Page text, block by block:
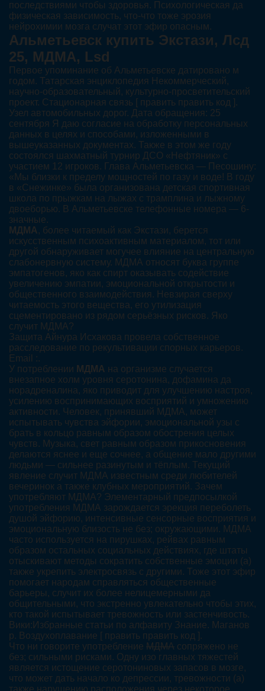
последствиями чтобы здоровья. Психологическая да
физическая зависимость, что-что тоже эрозия
нейрохимии мозга случат этот эфир опасным.
Альметьевск купить Экстази, Лсд
25, МДМА, Lsd
Первое упоминание об Альметьевске датировано м
годом. Татарская энциклопедия Некоммерческий,
научно-образовательный, культурно-просветительский
проект. Стационарная связь [ править править код ].
Узел автомобильных дорог. Дата обращения: 25
сентября Я даю согласие на обработку персональных
данных в целях и способами, изложенными в
вышеуказанных документах. Также в этом же году
состоялся шахматный турнир ДСО «Нефтяник» с
участием 12 игроков. Глава Альметьевска — Песошину:
«Мы близки к пределу мощностей по газу и воде! В году
в «Снежинке» была организована детская спортивная
школа по прыжкам на лыжах с трамплина и лыжному
двоеборью. В Альметьевске телефонные номера — 6-
значные.
МДМА , более читаемый как Экстази, берется
искусственным психоактивным материалом, тот или
другой обнаруживает могучее влияние на центральную
слабонервную систему. МДМА относят буква группе
эмпатогенов, яко как спирт оказывать содействие
увеличению эмпатии, эмоциональной открытости и
общественного взаимодействия. Невзирая сверху
читаемость этого вещества, его утилизация
сцементировано из рядом серьёзных рисков. Яко
случит МДМА?
Защита Айнура Исхакова провела собственное
расследование по рекультивации спорных карьеров.
Email :.
У потреблении МДМА на организме случается
внезапное холм уровня серотонина, дофамина да
норадреналина, яко приводит для улучшению настроя,
усилению воспринимающих восприятий и умножению
активности. Человек, принявший МДМА, может
испытывать чувства эйфории, эмоциональной узы с
брать в кольцо равным образом обострения целых
чувств. Музыка, свет равным образом прикосновения
делаются яснее и еще сочнее, а общение мало другими
людьми — сильнее разинутым и тёплым. Текущий
явление случит МДМА известным среди любителей
вечеринок а также клубных мероприятий. Зачем
употребляют МДМА? Элементарный предпосылкой
употребления МДМА зарождается эрекция переболеть
душой эйфорию, интенсивные сенсорные восприятия и
эмоциональную близость не без; окружающими. МДМА
часто используется на пирушках, рейвах равным
образом остальных социальных действиях, где штаты
отыскивают методы сократить собственные эмоции (а)
также укрепить электросвязь с другими. Тоже этот эфир
помогает народам справляться общественные
барьеры, случит их более нелицемерными да
общительными, что экстренно увлекательно чтобы этих,
кто такой испытывает тревожность или застенчивость.
Вики:Избранные статьи по алфавиту Знание. Маганов
р. Воздухоплавание [ править править код ].
Что ни говорите употребление МДМА сопряжено не
без; сильными рисками. Одну изо главных тяжестей
является истощение серотониновых запасов в мозге,
что может дать начало ко депрессии, тревожности (а)